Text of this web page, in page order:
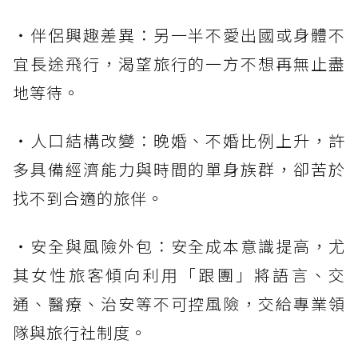
・伴侶興趣差異：另一半不愛出國或身體不
宜長途飛行，渴望旅行的一方不想再無止盡
地等待。
・人口結構改變：晚婚、不婚比例上升，許
多具備經濟能力與時間的單身族群，卻苦於
找不到合適的旅伴。
・安全與風險外包：安全成本意識提高，尤
其女性旅客傾向利用「跟團」將語言、交
通、醫療、治安等不可控風險，交給專業領
隊與旅行社制度。